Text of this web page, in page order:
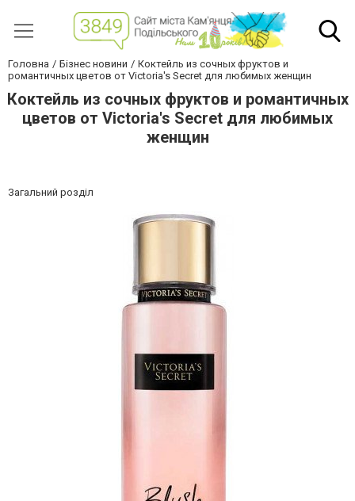
Головна Бізнес новини
Коктейль из сочных фруктов и
романтичных цветов от Victoria's Secret для любимых женщин
Коктейль из сочных фруктов и романтичных
цветов от Victoria's Secret для любимых
женщин
Загальний розділ